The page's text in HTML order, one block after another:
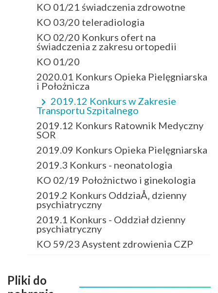
KO 01/21 świadczenia zdrowotne
KO 03/20 teleradiologia
KO 02/20 Konkurs ofert na
świadczenia z zakresu ortopedii
KO 01/20
2020.01 Konkurs Opieka Pielęgniarska
i Położnicza
2019.12 Konkurs w Zakresie
Transportu Szpitalnego
2019.12 Konkurs Ratownik Medyczny
SOR
2019.09 Konkurs Opieka Pielęgniarska
2019.3 Konkurs - neonatologia
KO 02/19 Położnictwo i ginekologia
2019.2 Konkurs OddziaÅ‚ dzienny
psychiatryczny
2019.1 Konkurs - Oddział dzienny
psychiatryczny
KO 59/23 Asystent zdrowienia CZP
Pliki do